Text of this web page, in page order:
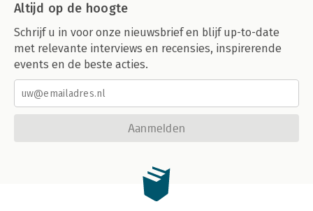
Altijd op de hoogte
Schrijf u in voor onze nieuwsbrief en blijf up-to-date
met relevante interviews en recensies, inspirerende
events en de beste acties.
Aanmelden